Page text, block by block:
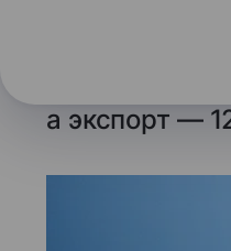
По словам
а экспорт —